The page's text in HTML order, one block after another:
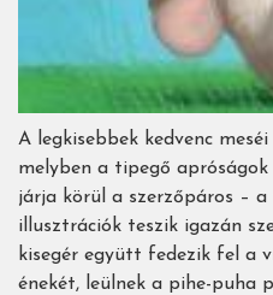
A legkisebbek kedvenc
melyben a tipegő
járja körül a szerzőpáros –
illusztrációk teszik igazán
kisegér együtt fedezik fel a
énekét, leülnek a pihe-puha